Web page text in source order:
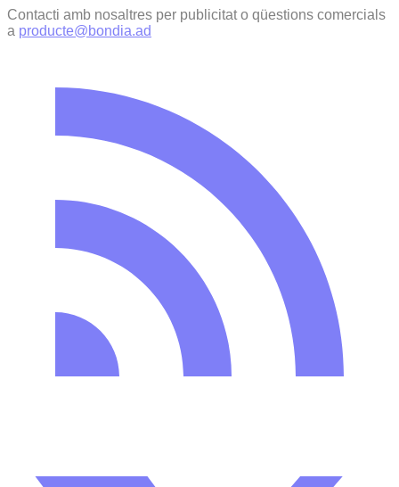
Contacti amb nosaltres per publicitat o qüestions comercials
a producte@bondia.ad